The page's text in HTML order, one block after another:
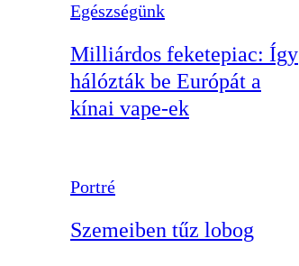
Egészségünk
Milliárdos feketepiac: Így
hálózták be Európát a
kínai vape-ek
Portré
Szemeiben tűz lobog